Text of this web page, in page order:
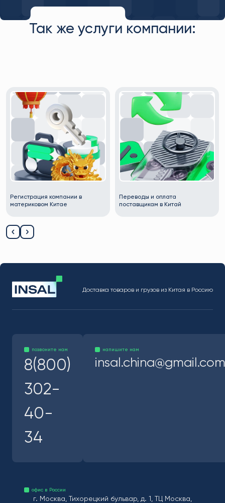
Так же услуги компании:
Переводы и оплата
поставщикам в Китай
Регистрация в Wildberries из
Китая
Доставка товаров и грузов из Китая в Россию
позвоните нам
8(800)
302-
40-
34
напишите нам
insal.china@gmail.com
офис в России
г. Москва, Тихорецкий бульвар, д. 1, ТЦ Москва,